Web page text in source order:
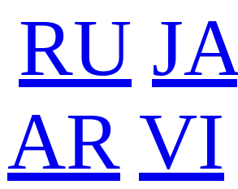
RU JA
AR VI